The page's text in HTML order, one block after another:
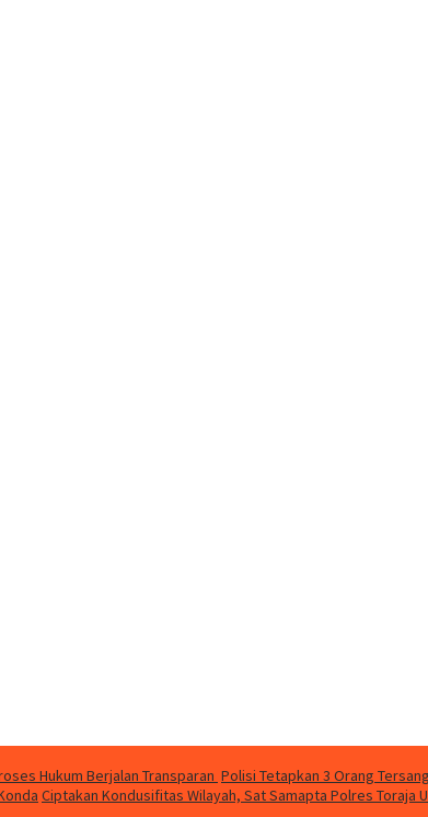
Hukum Berjalan Transparan Polisi Tetapkan 3 Orang
Ciptakan Kondusifitas Wilayah, Sat Samapta Polres Toraja